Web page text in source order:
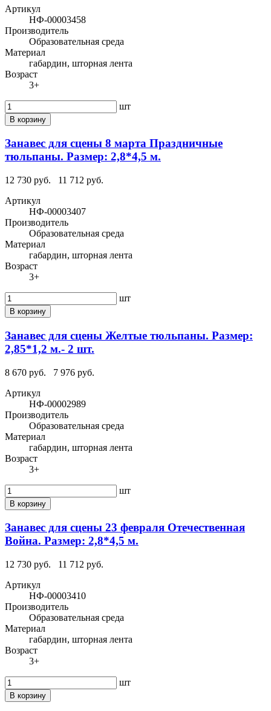
Артикул
НФ-00003458
Производитель
Образовательная среда
Материал
габардин, шторная лента
Возраст
3+
шт
В корзину
Занавес для сцены 8 марта Праздничные
тюльпаны. Размер: 2,8*4,5 м.
12 730 руб.
11 712 руб.
Артикул
НФ-00003407
Производитель
Образовательная среда
Материал
габардин, шторная лента
Возраст
3+
шт
В корзину
Занавес для сцены Желтые тюльпаны. Размер:
2,85*1,2 м.- 2 шт.
8 670 руб.
7 976 руб.
Артикул
НФ-00002989
Производитель
Образовательная среда
Материал
габардин, шторная лента
Возраст
3+
шт
В корзину
Занавес для сцены 23 февраля Отечественная
Война. Размер: 2,8*4,5 м.
12 730 руб.
11 712 руб.
Артикул
НФ-00003410
Производитель
Образовательная среда
Материал
габардин, шторная лента
Возраст
3+
шт
В корзину